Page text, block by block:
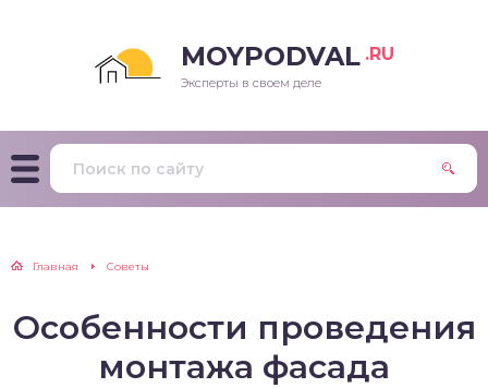
MOYPODVAL .RU
Эксперты в своем деле
Главная Советы
Особенности проведения
монтажа фасада